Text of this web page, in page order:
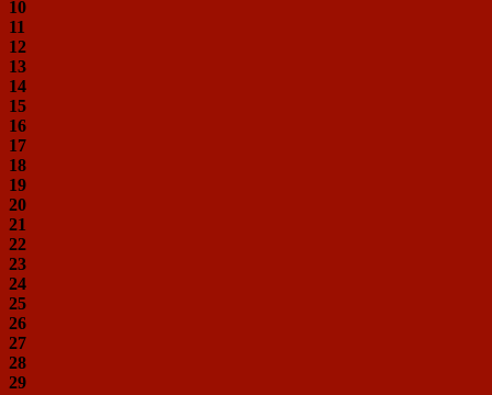
10
11
12
13
14
15
16
17
18
19
20
21
22
23
24
25
26
27
28
29